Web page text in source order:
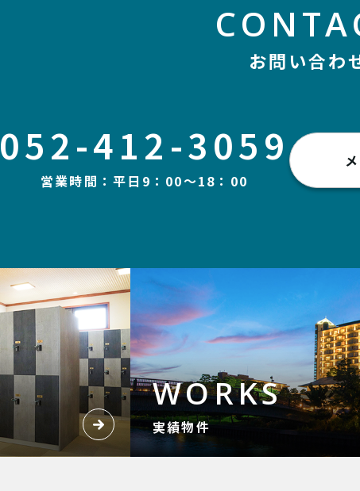
お問い合わ
052-412-3059
営業時間：平日9：00～18：00
WORKS
実績物件